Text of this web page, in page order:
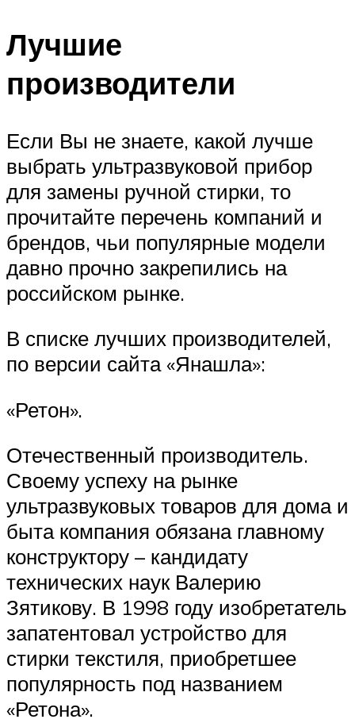
Лучшие
производители
Если Вы не знаете, какой лучше
выбрать ультразвуковой прибор
для замены ручной стирки, то
прочитайте перечень компаний и
брендов, чьи популярные модели
давно прочно закрепились на
российском рынке.
В списке лучших производителей,
по версии сайта «Янашла»:
«Ретон».
Отечественный производитель.
Своему успеху на рынке
ультразвуковых товаров для дома и
быта компания обязана главному
конструктору – кандидату
технических наук Валерию
Зятикову. В 1998 году изобретатель
запатентовал устройство для
стирки текстиля, приобретшее
популярность под названием
«Ретона».